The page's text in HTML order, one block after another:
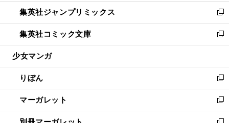
く
で
開
く
ン
ド
ウ
で
開
ウ
ィ
ン
ド
ウ
開
く
し
い
ウ
ィ
ン
ウ
で
開
く
集英社ジャンプリミックス
新
し
い
ウ
ン
ド
ウ
で
開
集英社コミック文庫
新
し
ウ
ィ
ン
ド
ウ
少女マンガ
りぼん
新
し
い
ウ
マーガレット
新
し